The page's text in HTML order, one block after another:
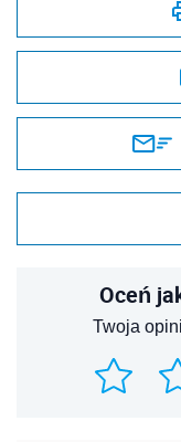
Oceń
Twoja